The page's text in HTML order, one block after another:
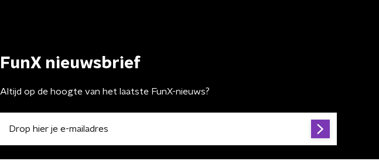
FunX nieuwsbrief
Altijd op de hoogte van het laatste FunX-nieuws?